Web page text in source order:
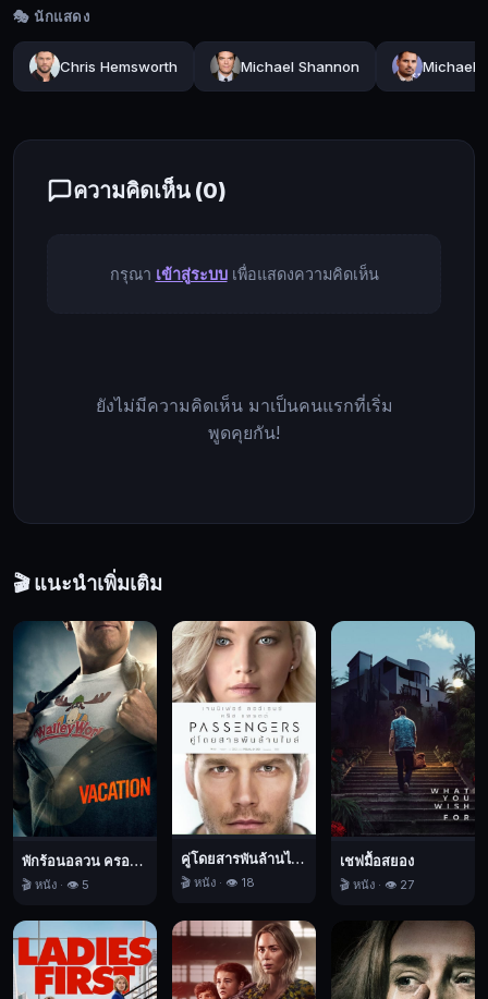
จาก
เกิด
เหตุการณ์
โดย
ของ
เขา
คือ
ลักลอบ
เขา
ไป
ดิน
แดน
ปกครอง
กลุ่ม
ตา
🎭 นักแสดง
Chris Hemsworth Michael Shannon Michael
ความคิดเห็น (0)
กรุณา เข้าสู่ระบบเพื่อแสดงความคิดเห็น
ยังไม่มีความคิดเห็น มาเป็นคนแรกที่เริ่ม
พูดคุยกัน!
🎬 แนะนำเพิ่มเติม
พักร้อนอลวน ครอบครัวอลเวง
🎬 หนัง · 👁️ 5
คู่โดยสารพันล้านไมล์
🎬 หนัง · 👁️ 18
เชฟมื้อสยอง
🎬 หนัง · 👁️ 27